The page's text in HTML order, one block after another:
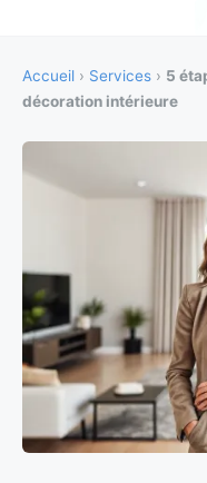
Accueil › Services › 5
décoration intérieure